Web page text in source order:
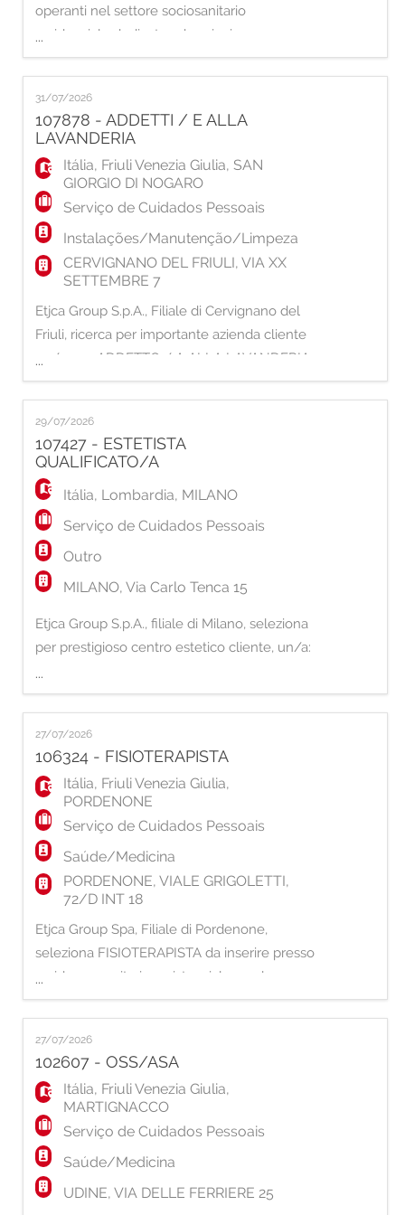
operanti nel settore sociosanitario
residenziale dedicato ad anziani non
autosufficienti, ETJCA GROUP ricerca un-a:
OPERATORE SOCIO SANITARIO (OSS) La
figura nello specifico si occuperà di: ·
Assistenza di base dei pazienti · Supporto
cambio bianche
...
31/07/2026
107878 - ADDETTI / E ALLA
LAVANDERIA
Itália, Friuli Venezia Giulia,SAN
GIORGIO DI NOGARO
Serviço de Cuidados Pessoais
Instalações/Manutenção/Limpeza
CERVIGNANO DEL FRIULI, VIA XX
SETTEMBRE 7
Etjca Group S.p.A., Filiale di Cervignano del
Friuli, ricerca per importante azienda cliente
un/una: ADDETTO / A ALLA LAVANDERIA
INDUSTRIALE Principali attività: - Cernita e
smistamento della biancheria. - Carico e
scarico di lavatrici e asciugatrici industriali. -
Stiratura, piegatura e confezionamento dei
capi. - Controllo qualità del ma
...
29/07/2026
107427 - ESTETISTA
QUALIFICATO/A
Itália, Lombardia, MILANO
Serviço de Cuidados Pessoais
Outro
MILANO, Via Carlo Tenca 15
Etjca Group S.p.A., filiale di Milano, seleziona
per prestigioso centro estetico cliente, un/a:
ESTETISTA QUALIFICATA/O La risorsa
selezionata sarà inserita all'interno di un
centro estetico e si occuperà
dell'esecuzione di trattamenti estetici viso e
corpo,
...
27/07/2026
106324 - FISIOTERAPISTA
Itália, Friuli Venezia Giulia,
PORDENONE
Serviço de Cuidados Pessoais
Saúde/Medicina
PORDENONE, VIALE GRIGOLETTI,
72/D INT 18
Etjca Group Spa, Filiale di Pordenone,
seleziona FISIOTERAPISTA da inserire presso
residenza sanitaria assistenziale con le
seguenti mansioni: - attività di riabilitazione,
mantenimento e miglioramento delle
funzionalità fisiche dei pazienti; - sviluppo di
programmi personalizzati sul paziente; -
prevenzione delle patologie legate alla
mancanza
...
27/07/2026
102607 - OSS/ASA
Itália, Friuli Venezia Giulia,
MARTIGNACCO
Serviço de Cuidados Pessoais
Saúde/Medicina
UDINE, VIA DELLE FERRIERE 25